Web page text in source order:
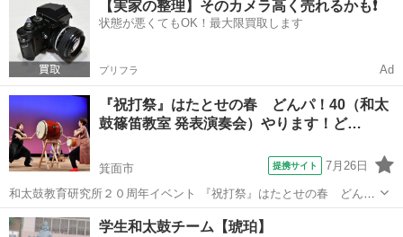
クササイズを提案いたします。 徹底的に仕組みを追求したトレーニン
グ...
【実家の整理】そのカメラ高く売れるかも❗️
状態が悪くてもOK！最大限買取します
プリフラ Ad
『祝打祭』はたとせの春 どんパ！40（和太
鼓篠笛教室 発表演奏会）やります！ど…
箕面市 提携サイト 7月26日
和太鼓教育研究所２０周年イベント 『祝打祭』はたとせの春 どん
パ！４０ 開催 いよいよ迫ってきました！ 和太鼓と篠笛の演奏を通し
て人とひとがつながる 人の輪を楽しみ エネルギーを感じ合う 元気と
大阪 箕面市 和太鼓
学生和太鼓チーム【琥珀】